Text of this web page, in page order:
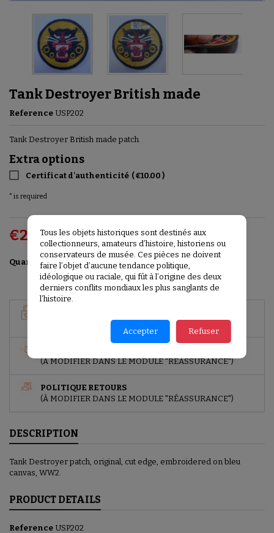
Tank Destroyer British made
Reference USP202
Tank Destroyer British made patch.
Extra options
Certificat d'authenticité ( €10.00 )
* is required
€28.00 VAT included
Quantity  Add to basket
(À MODIFIER DANS LE MODULE "RÉASSURANCE")
(À MODIFIER DANS LE MODULE "RÉASSURANCE")
POLITIQUE RETOURS
(À MODIFIER DANS LE MODULE "RÉASSURANCE")
DESCRIPTION
Tank Destroyer patch, original, cut edge, embroidered on bleu
canvas, WW2.
PRODUCT DETAILS
Reference USP202
Tous les objets historiques sont destinés aux
collectionneurs, amateurs d’histoire, historiens ou
conservateurs de musée. Ces pièces ne doivent
faire l’objet d’aucune tendance politique,
idéologique ou raciale, qui fût à l’origine des deux
derniers conflits mondiaux les plus sanglants de
l’histoire.
Accepter Refuser